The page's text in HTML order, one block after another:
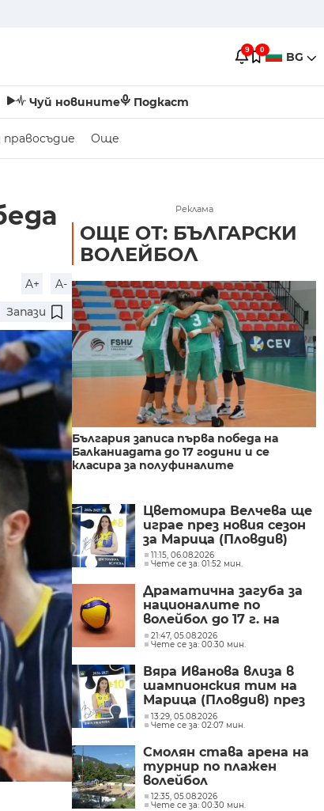
9 0 BG
Чуй новините Подкаст
Още
A+
A-
Запази
Реклама
ОЩЕ ОТ: БЪЛГАРСКИ
ВОЛЕЙБОЛ
България записа първа победа на
Балканиадата до 17 години и се
класира за полуфиналите
Цветомира Велчева ще
играе през новия сезон
за Марица (Пловдив)
11:15, 06.08.2026
Чете се за: 01:52 мин.
Драматична загуба за
националите по
волейбол до 17 г. на
балканското
21:47, 05.08.2026
Чете се за: 00:30 мин.
Вяра Иванова влиза в
шампионския тим на
Марица (Пловдив) през
новия сезон
13:29, 05.08.2026
Чете се за: 02:07 мин.
Смолян става арена на
турнир по плажен
волейбол
12:35, 05.08.2026
Чете се за: 00:30 мин.